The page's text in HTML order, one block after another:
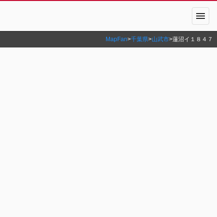
menu
MapFan>千葉県>山武市>蓮沼イ１８４７